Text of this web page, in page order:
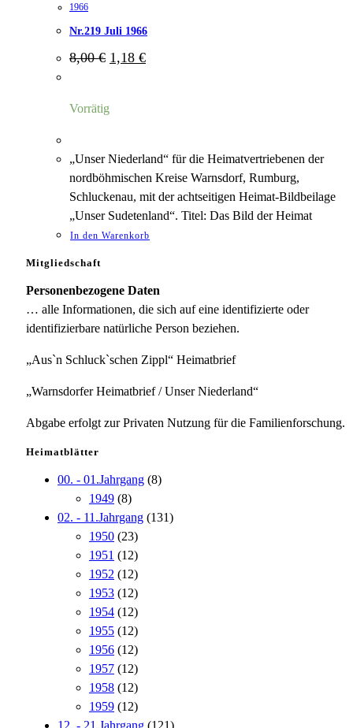
1966
Nr.219 Juli 1966
8,00€ Ursprünglicher
Preis
1,18 €Aktueller
Preis
Vorrätig
„Unser Niederland“ für die Heimatvertriebenen der
nordböhmischen Kreise Warnsdorf, Rumburg,
Schluckenau, mit der achtseitigen Heimat-Bildbeilage
„Unser Sudetenland“. Titel: Das Bild der Heimat
In den Warenkorb
Mitgliedschaft
Personenbezogene Daten
… alle Informationen, die sich auf eine identifizierte oder
identifizierbare natürliche Person beziehen.
„Aus`n Schluck`schen Zippl“ Heimatbrief
„Warnsdorfer Heimatbrief / Unser Niederland“
Abgabe erfolgt zur Privaten Nutzung für die Familienforschung.
Heimatblätter
00. - 01.Jahrgang (8)
1949 (8)
02. - 11.Jahrgang (131)
1950 (23)
1951 (12)
1952 (12)
1953 (12)
1954 (12)
1955 (12)
1956 (12)
1957 (12)
1958 (12)
1959 (12)
12. - 21.Jahrgang (121)